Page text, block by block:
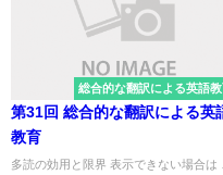
総合的な翻訳による英語
第31回 総合的な翻訳による英
教育
多読の効用と限界 表示できない場合は